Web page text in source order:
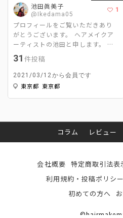
池田眞美子
@Ikedama05
1
プロフィールをご覧いただきあり
がとうございます。 ヘアメイクア
ーティストの池田と申します。 主
な活動はCM、広告、映画、MV撮影
のヘアメイクと美容ライターです。
ヘアメイクは｢スパイスである2%
をどれだけ引き立たせて周りを調
て頂いてます。
31件投稿
2021/03/12から会員です
東京都 東京都
コラム レビュー
会社概要 特定商取引法表
利用規約・投稿ポリシー
初めての方へ